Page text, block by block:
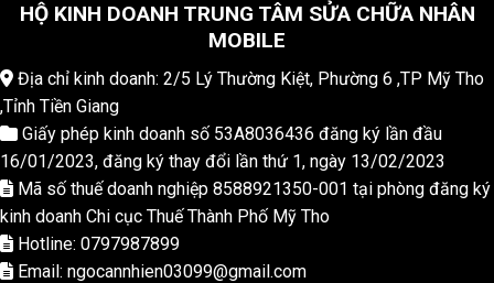
HỘ KINH DOANH TRUNG TÂM SỬA CHỮA NHÂN
MOBILE
Địa chỉ kinh doanh: 2/5 Lý Thường Kiệt, Phường 6 ,TP Mỹ Tho
,Tỉnh Tiền Giang
Giấy phép kinh doanh số 53A8036436 đăng ký lần đầu
16/01/2023, đăng ký thay đổi lần thứ 1, ngày 13/02/2023
Mã số thuế doanh nghiệp 8588921350-001 tại phòng đăng ký
kinh doanh Chi cục Thuế Thành Phố Mỹ Tho
Hotline: 0797987899
Email: ngocannhien03099@gmail.com